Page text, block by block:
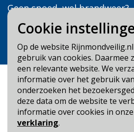
Cookie
Op de website
gebruik van cookies. Daarmee
een relevante website. We
informatie over het gebruik
onderzoeken het
deze data om de website te
informatie over cookies in onze
verklaring.
Geen spoed, wel brandweer?
Bel
Veilig Leven?
Bel 0900-8387
Blijf op de hoogte